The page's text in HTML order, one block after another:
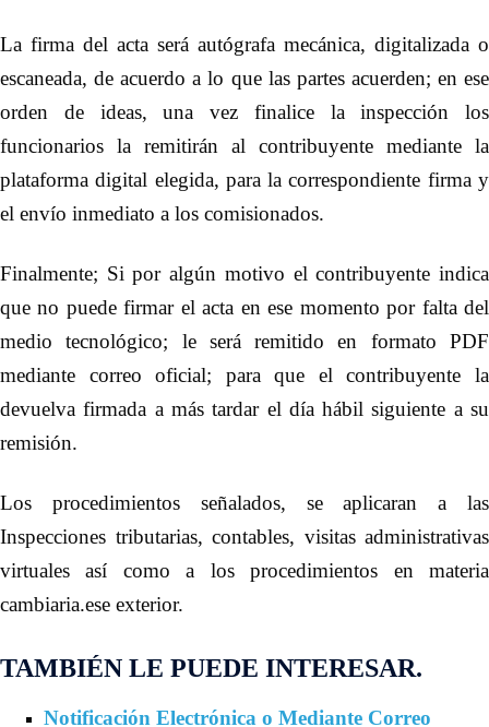
La firma del acta será autógrafa mecánica, digitalizada o
escaneada, de acuerdo a lo que las partes acuerden; en ese
orden de ideas, una vez finalice la inspección los
funcionarios la remitirán al contribuyente mediante la
plataforma digital elegida, para la correspondiente firma y
el envío inmediato a los comisionados.
Finalmente; Si por algún motivo el contribuyente indica
que no puede firmar el acta en ese momento por falta del
medio tecnológico; le será remitido en formato PDF
mediante correo oficial; para que el contribuyente la
devuelva firmada a más tardar el día hábil siguiente a su
remisión.
Los procedimientos señalados, se aplicaran a las
Inspecciones tributarias, contables, visitas administrativas
virtuales así como a los procedimientos en materia
cambiaria.ese exterior.
TAMBIÉN LE PUEDE INTERESAR.
Notificación Electrónica o Mediante Correo